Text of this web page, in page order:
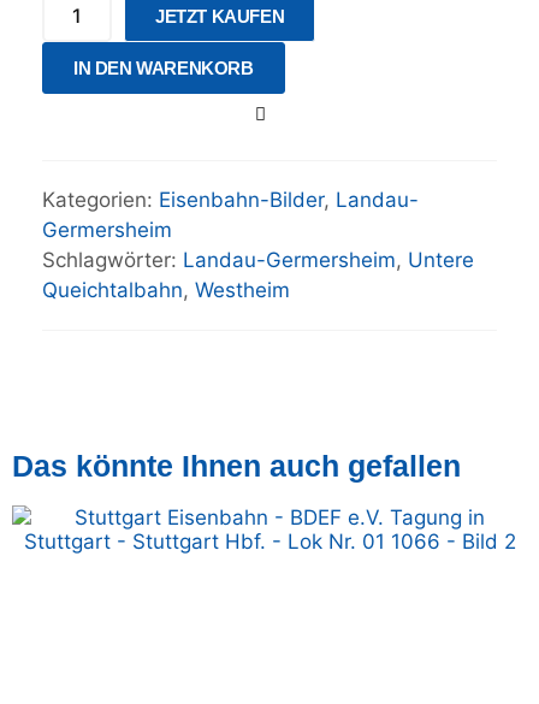
JETZT KAUFEN
IN DEN WARENKORB
Kategorien: Eisenbahn-Bilder, Landau-
Germersheim
Schlagwörter: Landau-Germersheim, Untere
Queichtalbahn, Westheim
Das könnte Ihnen auch gefallen